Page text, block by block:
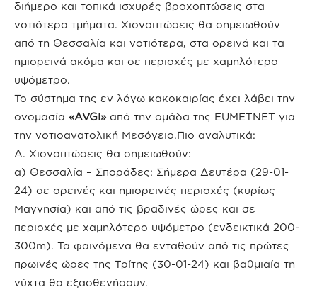
διήμερο και τοπικά ισχυρές βροχοπτώσεις στα
νοτιότερα τμήματα. Χιονοπτώσεις θα σημειωθούν
από τη Θεσσαλία και νοτιότερα, στα ορεινά και τα
ημιορεινά ακόμα και σε περιοχές με χαμηλότερο
υψόμετρο.
Το σύστημα της εν λόγω κακοκαιρίας έχει λάβει την
ονομασία «AVGI» από την ομάδα της EUMETNET για
την νοτιοανατολική Μεσόγειο.Πιο αναλυτικά:
Α. Χιονοπτώσεις θα σημειωθούν:
α) Θεσσαλία – Σποράδες: Σήμερα Δευτέρα (29-01-
24) σε ορεινές και ημιορεινές περιοχές (κυρίως
Μαγνησία) και από τις βραδινές ώρες και σε
περιοχές με χαμηλότερο υψόμετρο (ενδεικτικά 200-
300m). Τα φαινόμενα θα ενταθούν από τις πρώτες
πρωινές ώρες της Τρίτης (30-01-24) και βαθμιαία τη
νύχτα θα εξασθενήσουν.